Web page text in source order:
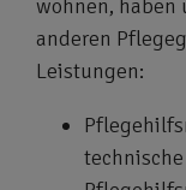
wohnen, haben
anderen
Leistungen: